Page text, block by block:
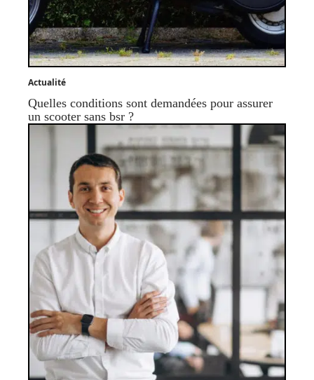
Actualité
Quelles conditions sont demandées pour assurer
un scooter sans bsr ?